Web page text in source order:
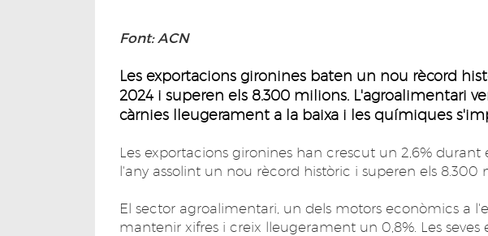
Font: ACN
Les exportacions gironines baten un nou rècord
2024 i superen els 8.300 milions. L'agroalimentari
càrnies lleugerament a la baixa i les químiques
Les exportacions gironines han crescut un 2,6%
l'any assolint un nou rècord històric i superen els 8.300
El sector agroalimentari, un dels motors econòmics a
mantenir xifres i creix lleugerament un 0,8%. Les